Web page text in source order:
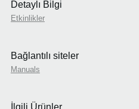
Detaylı Bilgi
Etkinlikler
Bağlantılı siteler
Manuals
İlgili Ürünler